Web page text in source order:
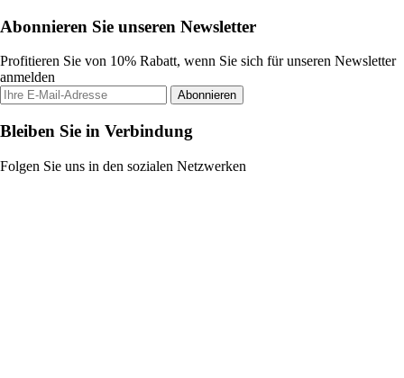
Abonnieren Sie unseren Newsletter
Profitieren Sie von 10% Rabatt, wenn Sie sich für unseren Newsletter
anmelden
Abonnieren
Bleiben Sie in Verbindung
Folgen Sie uns in den sozialen Netzwerken